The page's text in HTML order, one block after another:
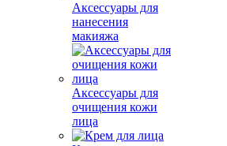
Аксессуары для
нанесения
макияжа
Аксессуары для
очищения кожи
лица